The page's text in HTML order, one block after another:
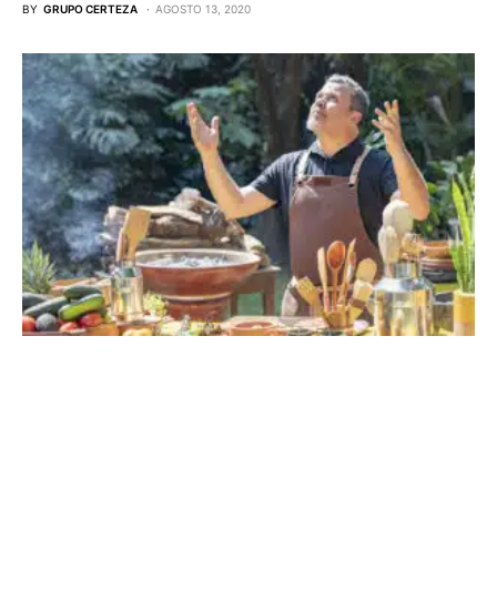
BY GRUPO CERTEZA AGOSTO 13, 2020